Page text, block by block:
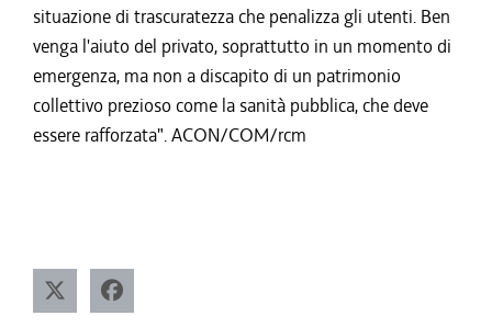
situazione di trascuratezza che penalizza gli utenti. Ben
venga l'aiuto del privato, soprattutto in un momento di
emergenza, ma non a discapito di un patrimonio
collettivo prezioso come la sanità pubblica, che deve
essere rafforzata". ACON/COM/rcm